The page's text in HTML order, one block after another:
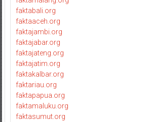
faktabali.org
faktaaceh.org
faktajambi.org
faktajabar.org
faktajateng.org
faktajatim.org
faktakalbar.org
faktariau.org
faktapapua.org
faktamaluku.org
faktasumut.org